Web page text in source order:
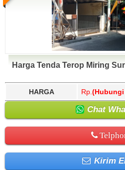
Harga Tenda Terop Miring
HARGA Rp. (Hubungi
Chat
Kirim